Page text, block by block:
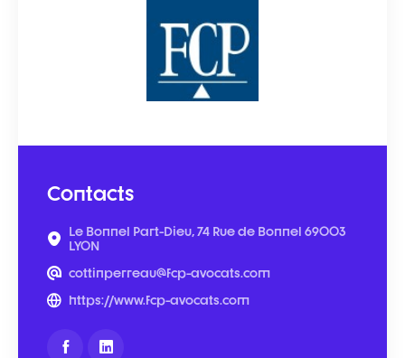
Contacts
Le Bonnel Part-Dieu, 74 Rue de Bonnel 69003
LYON
cottinperreau@fcp-avocats.com
https://www.fcp-avocats.com